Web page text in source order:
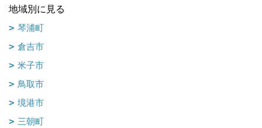
地域別に見る
琴浦町
倉吉市
米子市
鳥取市
境港市
三朝町